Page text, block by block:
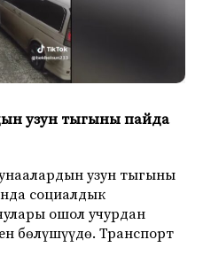
узун тыгыны пайда
узун тыгыны
социалдык
ошол учурдан
бөлүшүүдө. Транспорт